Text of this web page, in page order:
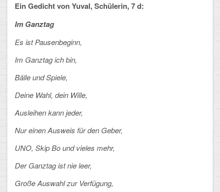
Lernraum Berlin
Ein Gedicht von Yuval, Schülerin, 7 d:
Im Ganztag
Es ist Pausenbeginn,
Im Ganztag ich bin,
Bälle und Spiele,
Deine Wahl, dein Wille,
Ausleihen kann jeder,
Nur einen Ausweis für den Geber,
UNO, Skip Bo und vieles mehr,
Der Ganztag ist nie leer,
Große Auswahl zur Verfügung,